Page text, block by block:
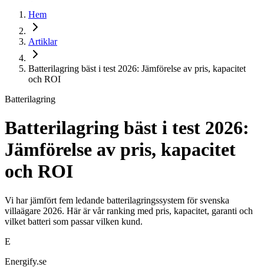
Hem
Artiklar
Batterilagring bäst i test 2026: Jämförelse av pris, kapacitet
och ROI
Batterilagring
Batterilagring bäst i test 2026:
Jämförelse av pris, kapacitet
och ROI
Vi har jämfört fem ledande batterilagringssystem för svenska
villaägare 2026. Här är vår ranking med pris, kapacitet, garanti och
vilket batteri som passar vilken kund.
E
Energify.se